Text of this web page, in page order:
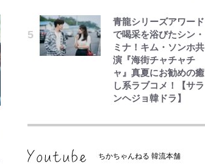
青龍シリーズアワード
で喝采を浴びたシン・
ミナ！キム・ソンホ共
演『海街チャチャチ
ャ』真夏にお勧めの癒
し系ラブコメ！【サラ
ンヘジョ韓ドラ】
ちかちゃんねる 韓流本舗